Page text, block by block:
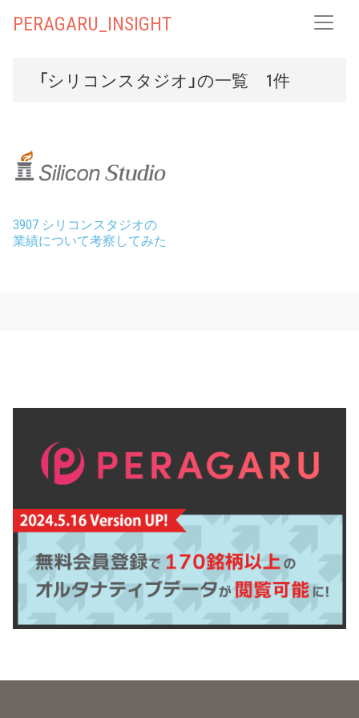
PERAGARU_INSIGHT
「シリコンスタジオ」の一覧 1件
3907 シリコンスタジオの
業績について考察してみた